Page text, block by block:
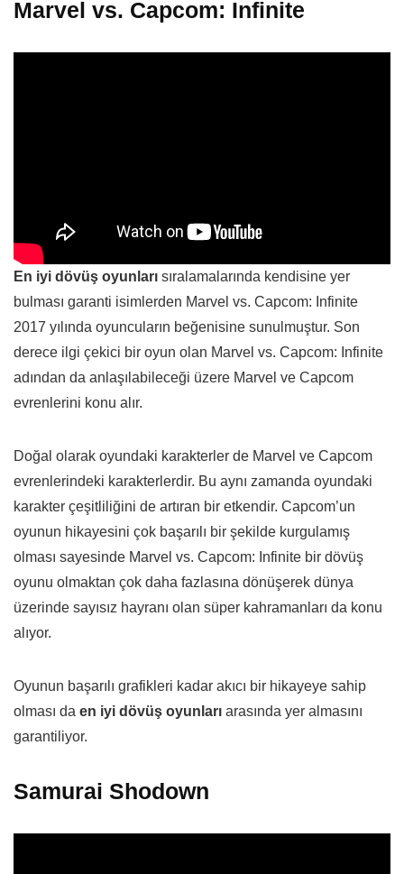
Marvel vs. Capcom: Infinite
En iyi dövüş oyunları sıralamalarında kendisine yer
bulması garanti isimlerden Marvel vs. Capcom: Infinite
2017 yılında oyuncuların beğenisine sunulmuştur. Son
derece ilgi çekici bir oyun olan Marvel vs. Capcom: Infinite
adından da anlaşılabileceği üzere Marvel ve Capcom
evrenlerini konu alır.
Doğal olarak oyundaki karakterler de Marvel ve Capcom
evrenlerindeki karakterlerdir. Bu aynı zamanda oyundaki
karakter çeşitliliğini de artıran bir etkendir. Capcom’un
oyunun hikayesini çok başarılı bir şekilde kurgulamış
olması sayesinde Marvel vs. Capcom: Infinite bir dövüş
oyunu olmaktan çok daha fazlasına dönüşerek dünya
üzerinde sayısız hayranı olan süper kahramanları da konu
alıyor.
Oyunun başarılı grafikleri kadar akıcı bir hikayeye sahip
olması da en iyi dövüş oyunları arasında yer almasını
garantiliyor.
Samurai Shodown